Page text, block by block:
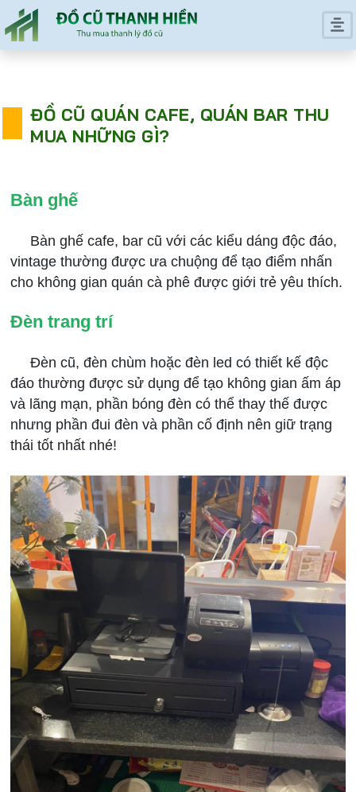
ĐỒ CŨ QUÁN CAFE, QUÁN BAR THU
MUA NHỮNG GÌ?
Bàn ghế
Bàn ghế cafe, bar cũ với các kiểu dáng độc đáo,
vintage thường được ưa chuộng để tạo điểm nhấn
cho không gian quán cà phê được giới trẻ yêu thích.
Đèn trang trí
Đèn cũ, đèn chùm hoặc đèn led có thiết kế độc
đáo thường được sử dụng để tạo không gian ấm áp
và lãng mạn, phần bóng đèn có thể thay thế được
nhưng phần đui đèn và phần cố định nên giữ trạng
thái tốt nhất nhé!